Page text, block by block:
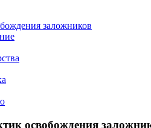
заложников
освобождения